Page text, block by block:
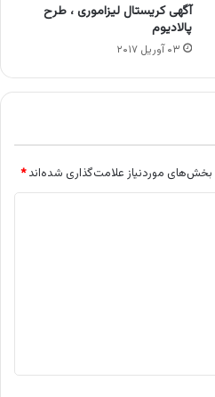
آگهی کریستال لیزاموری ، طرح
پالادیوم
۰۳ آوریل ۲۰۱۷
بخش‌های موردنیاز علامت‌گذاری شده‌اند*